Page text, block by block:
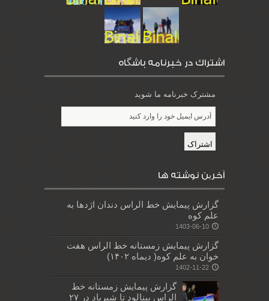
اشتراك در خبرنامه باشگاه
مشترک خبرنامه ما شوید
آخرین نوشته ها
گزارش پیمایش خط الراس دندان اژدها به
علم کوه
1403-06-10
گزارش پیمایش زمستانه خط الراس هفت
خوان به علم کوه( دیماه ۱۴۰۲)
1402-11-22
گزارش پیمایش زمستانه خط
الراس بینالود تا شیرباد در ۲۷